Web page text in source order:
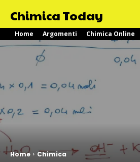
Chimica Today
Home Argomenti Chimica Online
Home Chimica